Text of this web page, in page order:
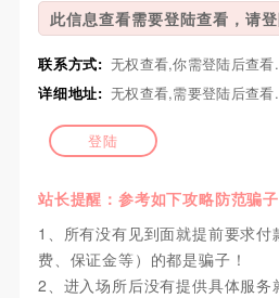
此信息查看需要登陆查看，请
联系方式: 无权查看,你需登陆后查看.
详细地址: 无权查看,需要登陆后查看.
登陆
站长提醒：参考如下攻略防范骗子
1、所有没有见到面就提前要求
费、保证金等）的都是骗子！
2、进入场所后没有提供具体服